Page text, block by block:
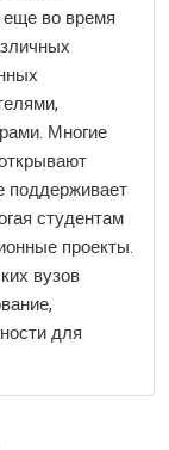
еще во время
Многие
поддерживает
студентам
проекты.
вузов
для